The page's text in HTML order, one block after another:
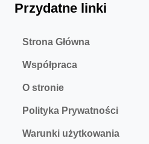
Przydatne linki
Strona Główna
Współpraca
O stronie
Polityka Prywatności
Warunki użytkowania